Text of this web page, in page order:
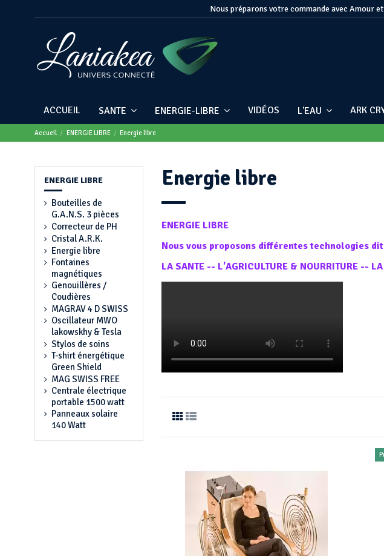
Nous préparons votre commande avec Amour
ACCUEIL SANTE ENERGIE-LIBRE VIDÉOS L'EAU ARK
Accueil ENERGIE LIBRE Energie libre
Energie libre
ENERGIE LIBRE
Nous vous proposons différentes technologies
LA SANTE -- L'AGRICULTURE & NOURRITURE --
ENERGIE LIBRE
Bouteilles de
G.A.N.S. 3 pièces
Correcteur de PH
Cristal A.R.K.
Energie libre
Fontaines
magnétiques
Genouillères /
Coudières
MAGRAV 4 D SWISS
Oscillateur MWO
lakowskhy & Tesla
Stylos de soins
T-shirt énergétique
Green Shield
MAG SWISS FREE
Centrale électrique
portable 1500 watt
Panneaux solaire
140 Watt